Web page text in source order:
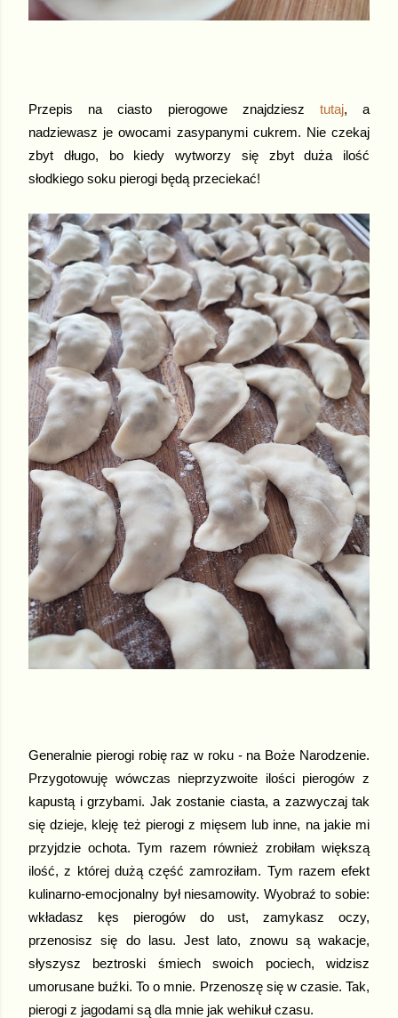
Przepis na ciasto pierogowe znajdziesz tutaj, a
nadziewasz je owocami zasypanymi cukrem. Nie czekaj
zbyt długo, bo kiedy wytworzy się zbyt duża ilość
słodkiego soku pierogi będą przeciekać!
Generalnie pierogi robię raz w roku - na Boże Narodzenie.
Przygotowuję wówczas nieprzyzwoite ilości pierogów z
kapustą i grzybami. Jak zostanie ciasta, a zazwyczaj tak
się dzieje, kleję też pierogi z mięsem lub inne, na jakie mi
przyjdzie ochota. Tym razem również zrobiłam większą
ilość, z której dużą część zamroziłam. Tym razem efekt
kulinarno-emocjonalny był niesamowity. Wyobraź to sobie:
wkładasz kęs pierogów do ust, zamykasz oczy,
przenosisz się do lasu. Jest lato, znowu są wakacje,
słyszysz beztroski śmiech swoich pociech, widzisz
umorusane buźki. To o mnie. Przenoszę się w czasie. Tak,
pierogi z jagodami są dla mnie jak wehikuł czasu.